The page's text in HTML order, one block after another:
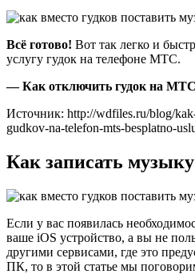
Всё готово! Вот так легко и
услугу гудок на телефоне МТС.
— Как отключить гудок на МТС
Источник: http://wdfiles.ru/blog/
gudkov-na-telefon-mts-besplatno-
Как записать
Если у вас появилась
ваше iOS устройство, а вы не
другими сервисами, где это
ПК, то в этой статье мы